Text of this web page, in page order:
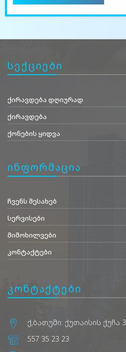
სექციები
ქირავდება დღიურად
ქირავდება
ქონების ყიდვა
ინფორმაცია
ჩვენს შესახებ
სერვისები
მიმოხილვები
კონტაქტები
კონტაქტები
ქ,ბათუმი: ქუთაისის ქუჩა 3
557 35 23 23